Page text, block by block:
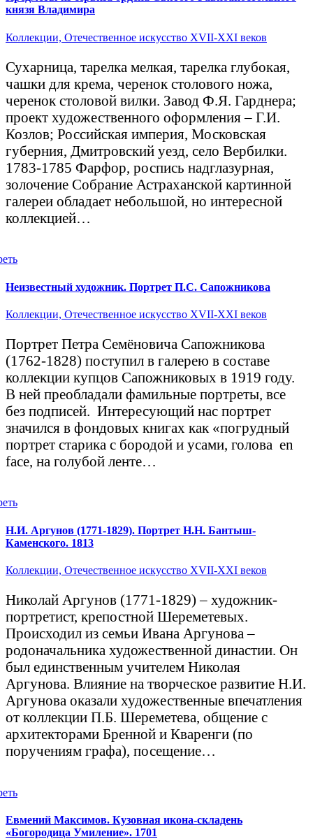
князя Владимира
Коллекции, Отечественное искусство XVII-XXI веков
Сухарница, тарелка мелкая, тарелка глубокая,
чашки для крема, черенок столового ножа,
черенок столовой вилки. Завод Ф.Я. Гарднера;
проект художественного оформления – Г.И.
Козлов; Российская империя, Московская
губерния, Дмитровский уезд, село Вербилки.
1783-1785 Фарфор, роспись надглазурная,
золочение Собрание Астраханской картинной
галереи обладает небольшой, но интересной
коллекцией…
Неизвестный художник. Портрет П.С. Сапожникова
Коллекции, Отечественное искусство XVII-XXI веков
Портрет Петра Семёновича Сапожникова
(1762-1828) поступил в галерею в составе
коллекции купцов Сапожниковых в 1919 году.
В ней преобладали фамильные портреты, все
без подписей. Интересующий нас портрет
значился в фондовых книгах как «погрудный
портрет старика с бородой и усами, голова en
face, на голубой ленте…
Н.И. Аргунов (1771-1829). Портрет Н.Н. Бантыш-
Каменского. 1813
Коллекции, Отечественное искусство XVII-XXI веков
Николай Аргунов (1771-1829) – художник-
портретист, крепостной Шереметевых.
Происходил из семьи Ивана Аргунова –
родоначальника художественной династии. Он
был единственным учителем Николая
Аргунова. Влияние на творческое развитие Н.И.
Аргунова оказали художественные впечатления
от коллекции П.Б. Шереметева, общение с
архитекторами Бренной и Кваренги (по
поручениям графа), посещение…
Евмений Максимов. Кузовная икона-складень
«Богородица Умиление». 1701